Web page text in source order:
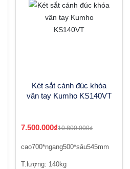
Két sắt cánh đúc khóa
vân tay Kumho KS140VT
7.500.000₫10.800.000₫
cao700*ngang500*sâu545mm
T.lượng: 140kg